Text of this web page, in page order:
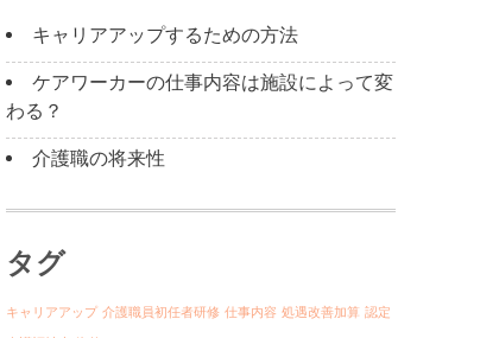
キャリアアップするための方法
ケアワーカーの仕事内容は施設によって変
わる？
介護職の将来性
タグ
キャリアアップ 介護職員初任者研修 仕事内容 処遇改善加算 認定